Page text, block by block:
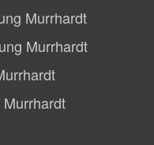
Murrhardt
Murrhardt